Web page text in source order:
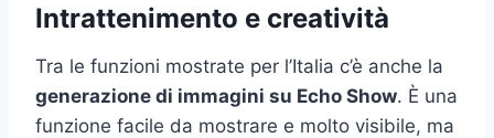
Intrattenimento e creatività
Tra le funzioni mostrate per l’Italia c’è anche la
generazione di immagini su Echo Show. È una
funzione facile da mostrare e molto visibile, ma